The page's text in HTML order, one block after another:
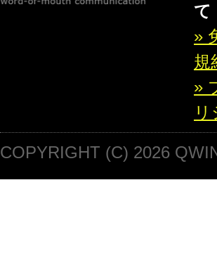
て
»
規
»
リ
COPYRIGHT (C) 2026